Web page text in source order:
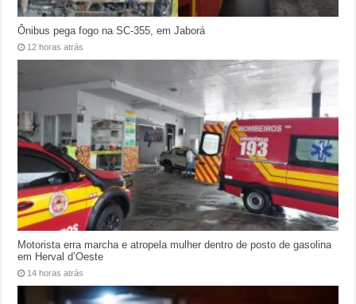
Ônibus pega fogo na SC-355, em Jaborá
12 horas atrás
Motorista erra marcha e atropela mulher dentro de posto de gasolina
em Herval d’Oeste
14 horas atrás